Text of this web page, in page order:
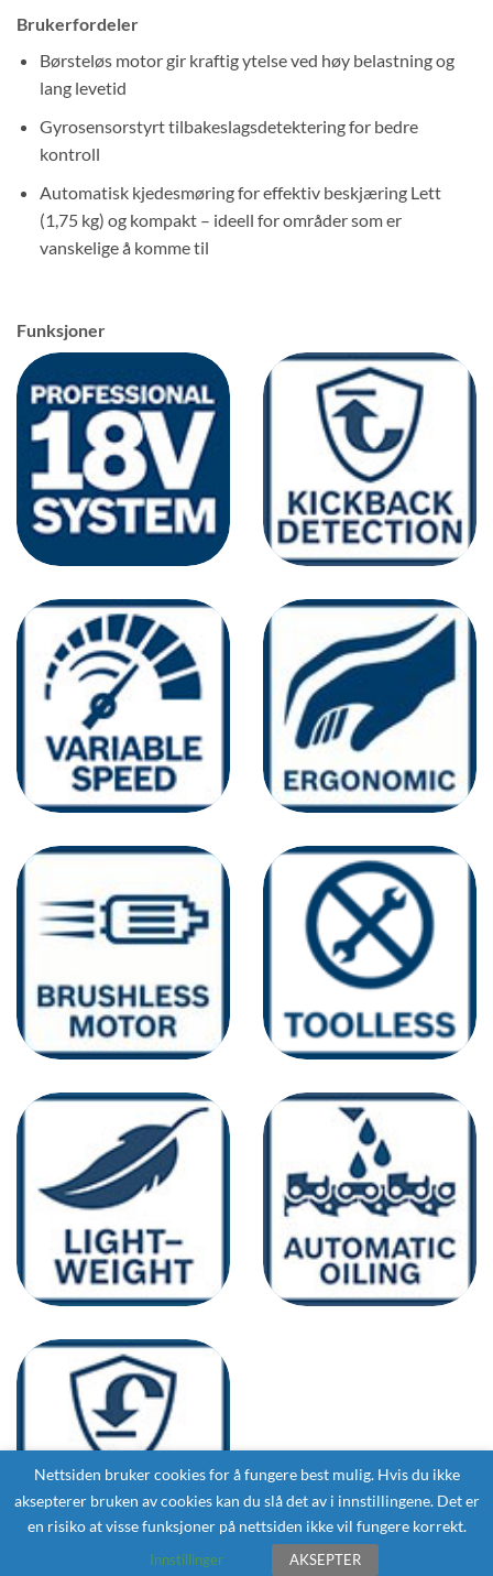
Brukerfordeler
Børsteløs motor gir kraftig ytelse ved høy belastning og
lang levetid
Gyrosensorstyrt tilbakeslagsdetektering for bedre
kontroll
Automatisk kjedesmøring for effektiv beskjæring Lett
(1,75 kg) og kompakt – ideell for områder som er
vanskelige å komme til
Funksjoner
Nettsiden bruker cookies for å fungere best mulig. Hvis du ikke
aksepterer bruken av cookies kan du slå det av i innstillingene. Det er
en risiko at visse funksjoner på nettsiden ikke vil fungere korrekt.
Innstillinger AKSEPTER